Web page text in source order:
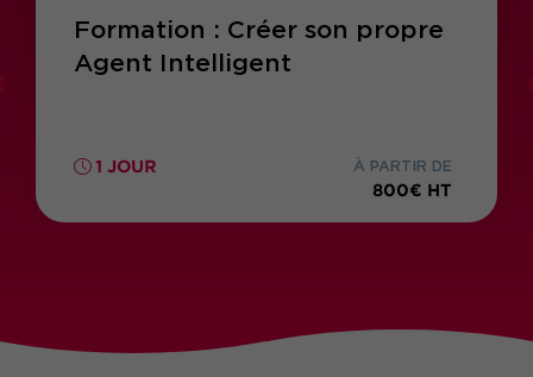
Formation : Créer son propre
Agent Intelligent
1 JOUR À PARTIR DE
800€ HT